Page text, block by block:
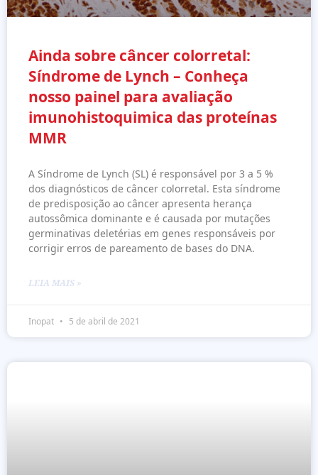
Ainda sobre câncer colorretal:
Síndrome de Lynch – Conheça
nosso painel para avaliação
imunohistoquimica das proteínas
MMR
A Síndrome de Lynch (SL) é responsável por 3 a 5 %
dos diagnósticos de câncer colorretal. Esta síndrome
de predisposição ao câncer apresenta herança
autossômica dominante e é causada por mutações
germinativas deletérias em genes responsáveis por
corrigir erros de pareamento de bases do DNA.
LEIA MAIS »
Inopat 5 de abril de 2021